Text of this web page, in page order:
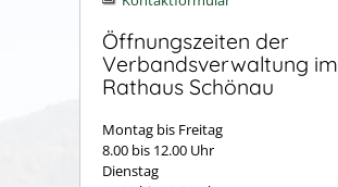
Öffnungszeiten der
Verbandsverwaltung im
Rathaus Schönau
Montag bis Freitag
8.00 bis 12.00 Uhr
Dienstag